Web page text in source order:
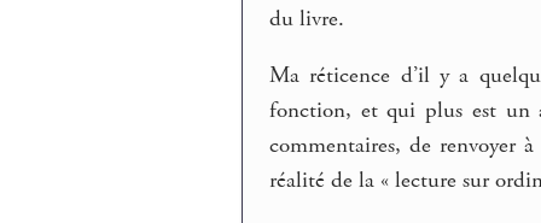
du livre.
Ma réticence d’il y a
fonction, et qui plus est un
commentaires, de renvoyer
réalité de la « lecture sur